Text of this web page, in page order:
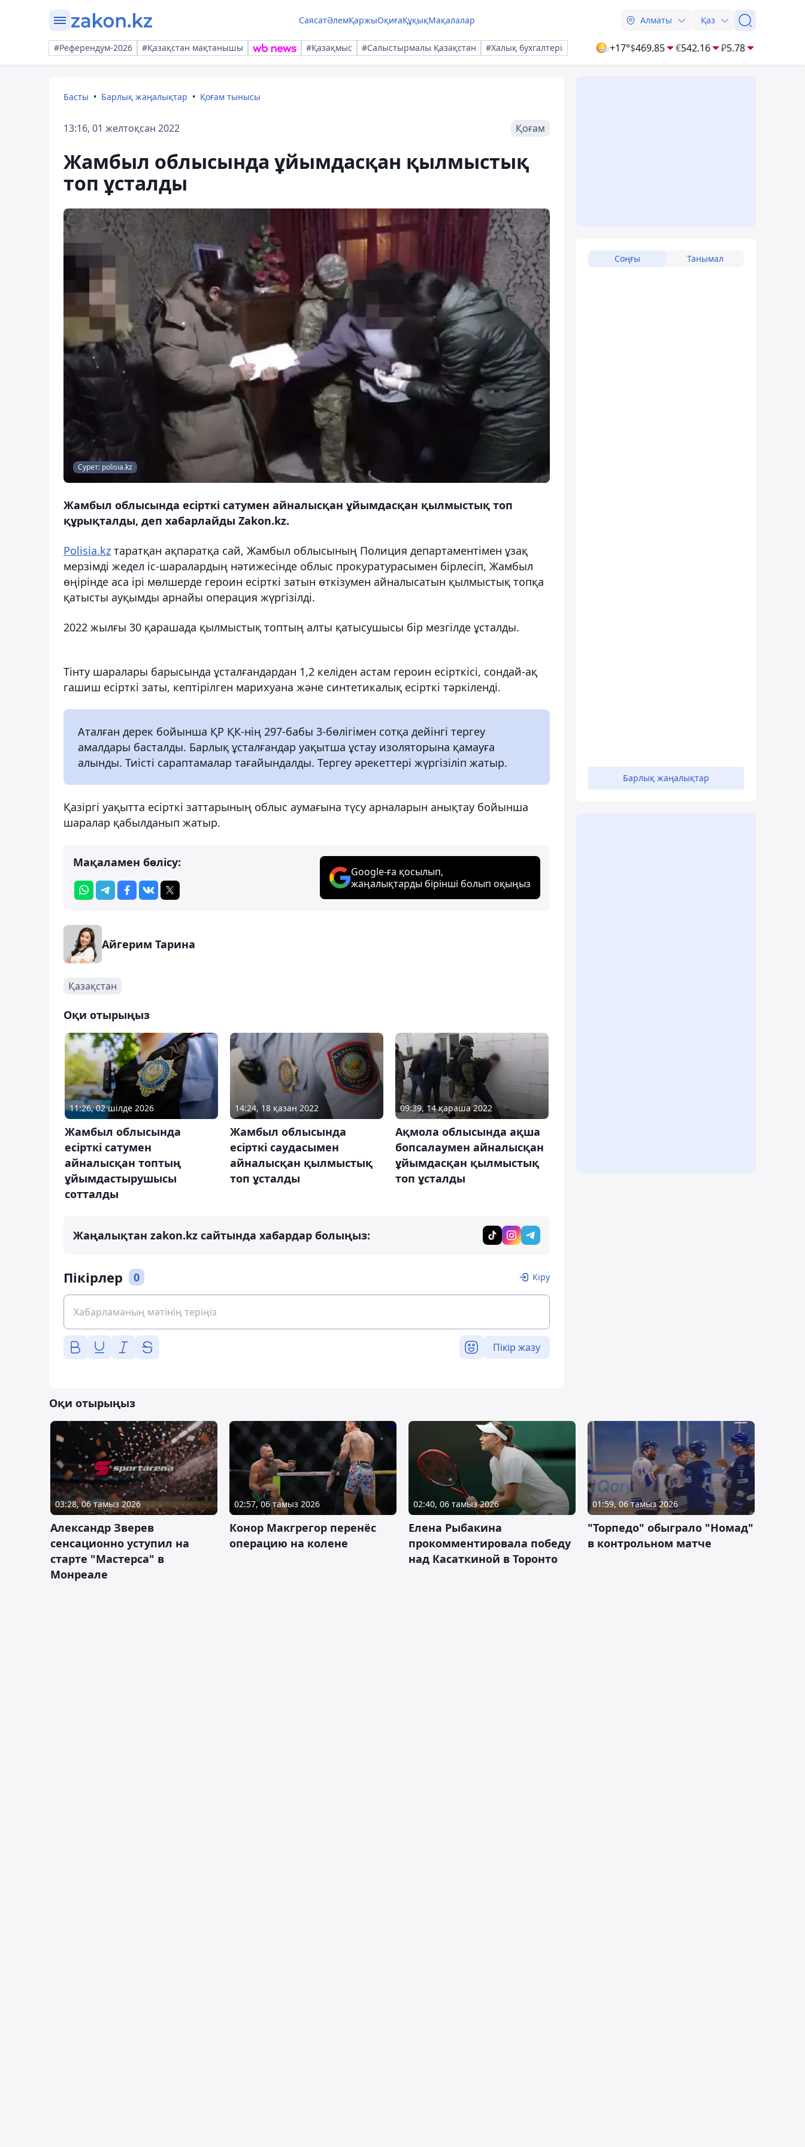
СаясатӘлемҚаржыОқиғаҚұқықМақалалар Алматы Қаз
#Референдум-2026 #Қазақстан мақтанышы #Қазақмыс #Салыстырмалы Қазақстан #Халық бухгалтері +17°$469.85 €542.16 ₽5.78
Басты Барлық жаңалықтар Қоғам тынысы
13:16, 01 желтоқсан 2022 Қоғам
Жамбыл облысында ұйымдасқан қылмыстық
топ ұсталды
Сурет: polisia.kz
Жамбыл облысында есірткі сатумен айналысқан ұйымдасқан қылмыстық топ
құрықталды, деп хабарлайды Zakon.kz.
Polisia.kz таратқан ақпаратқа сай, Жамбыл облысының Полиция департаментімен ұзақ
мерзімді жедел іс-шаралардың нәтижесінде облыс прокуратурасымен бірлесіп, Жамбыл
өңірінде аса ірі мөлшерде героин есірткі затын өткізумен айналысатын қылмыстық топқа
қатысты ауқымды арнайы операция жүргізілді.
2022 жылғы 30 қарашада қылмыстық топтың алты қатысушысы бір мезгілде ұсталды.
Тінту шаралары барысында ұсталғандардан 1,2 келіден астам героин есірткісі, сондай-ақ
гашиш есірткі заты, кептірілген марихуана және синтетикалық есірткі тәркіленді.
Аталған дерек бойынша ҚР ҚК-нің 297-бабы 3-бөлігімен сотқа дейінгі тергеу
амалдары басталды. Барлық ұсталғандар уақытша ұстау изоляторына қамауға
алынды. Тиісті сараптамалар тағайындалды. Тергеу әрекеттері жүргізіліп жатыр.
Қазіргі уақытта есірткі заттарының облыс аумағына түсу арналарын анықтау бойынша
шаралар қабылданып жатыр.
Мақаламен бөлісу:
Google-ға қосылып,
жаңалықтарды бірінші болып оқыңыз
Айгерим Тарина
Қазақстан
Оқи отырыңыз
11:26, 02 шілде 2026
Жамбыл облысында
есірткі сатумен
айналысқан топтың
ұйымдастырушысы
сотталды
14:24, 18 қазан 2022
Жамбыл облысында
есірткі саудасымен
айналысқан қылмыстық
топ ұсталды
09:39, 14 қараша 2022
Ақмола облысында ақша
бопсалаумен айналысқан
ұйымдасқан қылмыстық
топ ұсталды
Жаңалықтан zakon.kz сайтында хабардар болыңыз:
Пікірлер 0 Кіру
Пікір жазу
Соңғы Танымал
Барлық жаңалықтар
Оқи отырыңыз
03:28, 06 тамыз 2026
Александр Зверев
сенсационно уступил на
старте "Мастерса" в
Монреале
02:57, 06 тамыз 2026
Конор Макгрегор перенёс
операцию на колене
02:40, 06 тамыз 2026
Елена Рыбакина
прокомментировала победу
над Касаткиной в Торонто
01:59, 06 тамыз 2026
"Торпедо" обыграло "Номад"
в контрольном матче